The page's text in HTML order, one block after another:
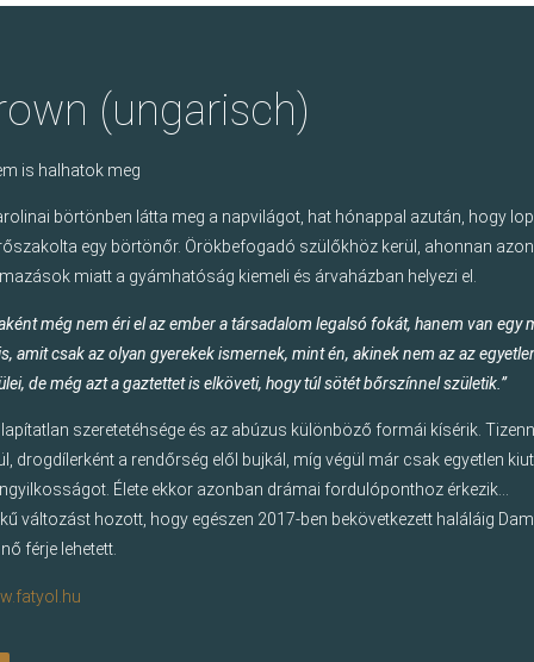
(ungarisch)
is halhatok meg
börtönben látta meg a napvilágot, hat hónappal azután, hogy
egy börtönőr. Örökbefogadó szülőkhöz kerül, ahonnan
miatt a gyámhatóság kiemeli és árvaházban helyezi el.
még nem éri el az ember a társadalom legalsó fokát, hanem van egy
amit csak az olyan gyerekek ismernek, mintén, akinek nem az az
de még azt a gaztettet is elköveti, hogy túl sötét bőrszínnel születik.”
szeretetéhsége és az abúzus különböző formái kísérik.
drogdílerként a rendőrség elől bujkál, míg végül már csak egyetlen
Élete ekkor azonban drámai fordulóponthoz érkezik…
változást hozott, hogy egészen 2017-ben bekövetkezett haláláig
férje lehetett.